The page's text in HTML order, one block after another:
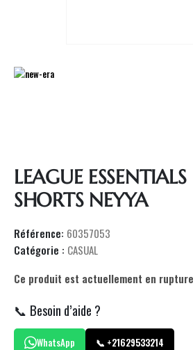
LEAGUE ESSENTIALS
SHORTS NEYYA
Référence: 60357053
Catégorie : CASUAL
Ce produit est actuellement en
📞 Besoin d’aide ?
WhatsApp 📞 +21629533214